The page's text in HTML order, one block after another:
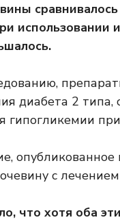
использовании
диабета 2
гипогликемии
опубликованное
с
что хотя оба